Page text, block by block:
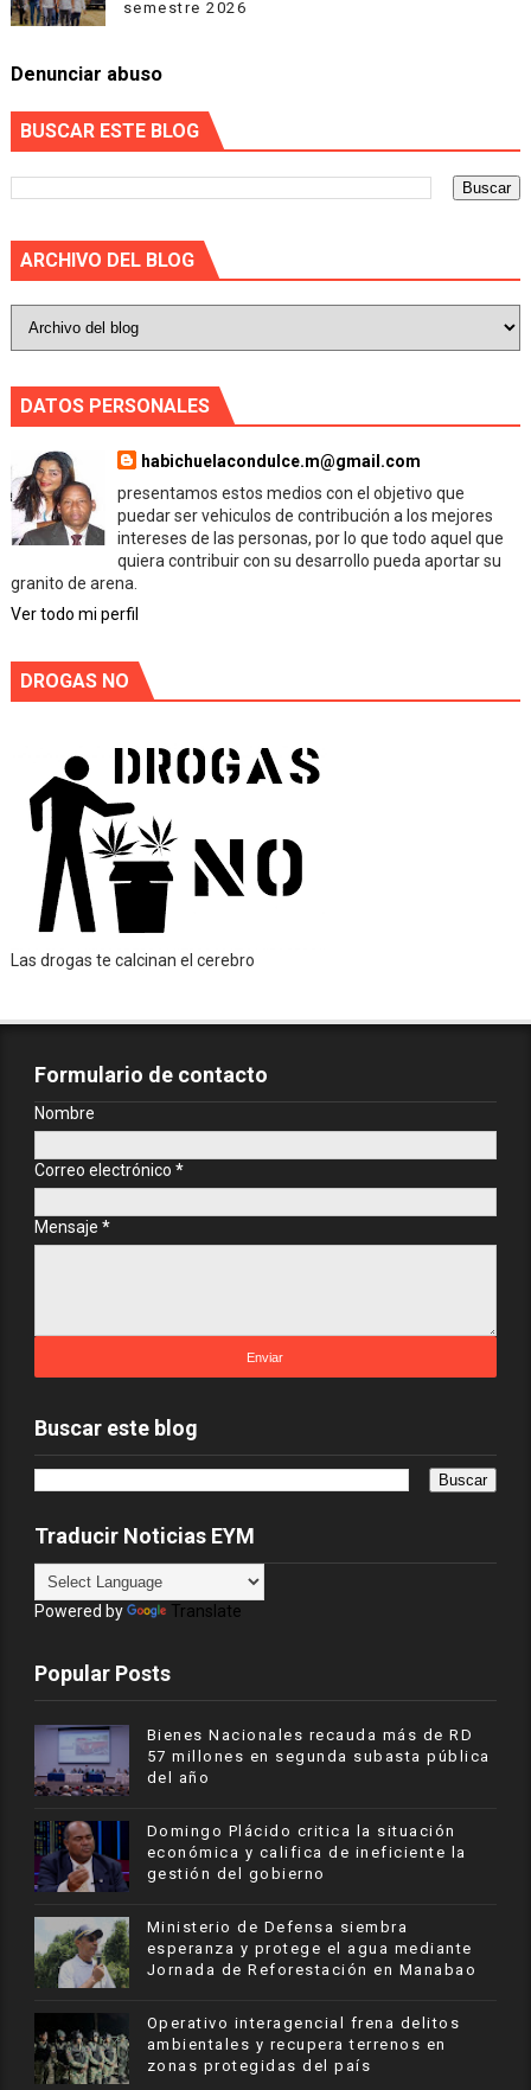
semestre 2026
Denunciar abuso
BUSCAR ESTE BLOG
ARCHIVO DEL BLOG
DATOS PERSONALES
habichuelacondulce.m@gmail.com
presentamos estos medios con el objetivo que
puedar ser vehiculos de contribución a los mejores
intereses de las personas, por lo que todo aquel que
quiera contribuir con su desarrollo pueda aportar su
granito de arena.
Ver todo mi perfil
DROGAS NO
Las drogas te calcinan el cerebro
Formulario de contacto
Nombre
Correo electrónico *
Mensaje *
Buscar este blog
Traducir Noticias EYM
Powered by Translate
Popular Posts
Bienes Nacionales recauda más de RD
57 millones en segunda subasta pública
del año
​Domingo Plácido critica la situación
económica y califica de ineficiente la
gestión del gobierno
Ministerio de Defensa siembra
esperanza y protege el agua mediante
Jornada de Reforestación en Manabao
Operativo interagencial frena delitos
ambientales y recupera terrenos en
zonas protegidas del país